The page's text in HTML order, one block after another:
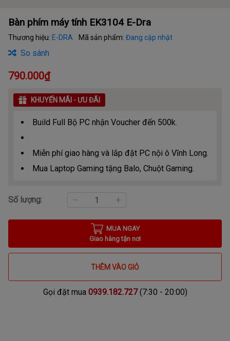
Bàn phím máy tính EK3104 E-Dra
Thương hiệu: E-DRA Mã sản phẩm: Đang cập nhật
So sánh
790.000₫
KHUYẾN MÃI - ƯU ĐÃI
Build Full Bộ PC nhận Voucher đến 500k.
Miễn phí giao hàng và lắp đặt PC nội ô Vĩnh Long.
Mua Laptop Gaming tặng Balo, Chuột Gaming.
Số lượng:
MUA NGAY
Giao hàng tận nơi
THÊM VÀO GIỎ
Gọi đặt mua 0939.182.727(7:30 - 20:00)